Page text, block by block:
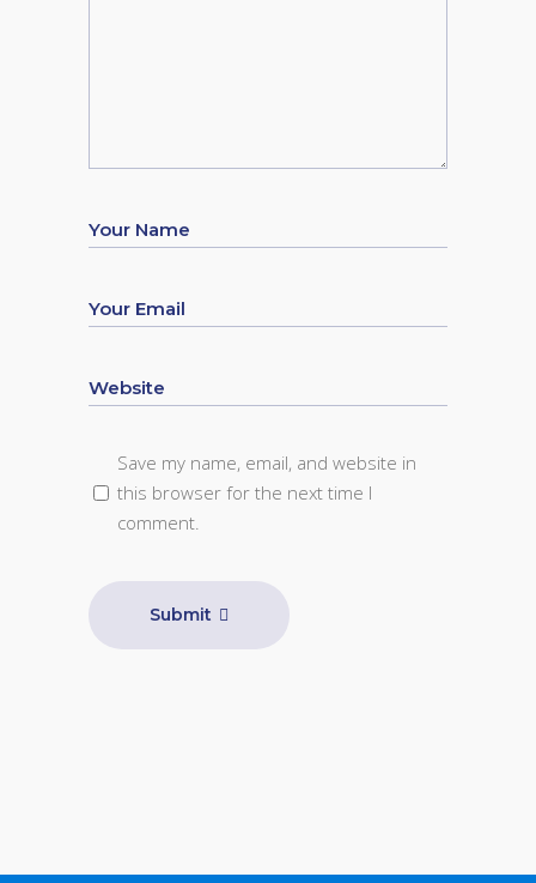
Save my name, email, and website in
this browser for the next time I
comment.
Submit